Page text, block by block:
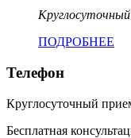
ПОДРОБНЕЕ
Телефон
Круглосуточный
Бесплатная